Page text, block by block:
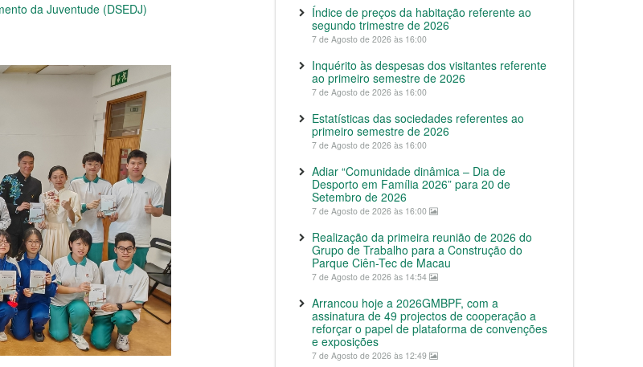
da Juventude (DSEDJ)
Índice de preços da habitação referente ao
segundo trimestre de 2026
7 de Agosto de 2026 às 16:00
Inquérito às despesas dos visitantes referente
ao primeiro semestre de 2026
7 de Agosto de 2026 às 16:00
Estatísticas das sociedades referentes ao
primeiro semestre de 2026
7 de Agosto de 2026 às 16:00
Adiar “Comunidade dinâmica – Dia de
Desporto em Família 2026” para 20 de
Setembro de 2026
7 de Agosto de 2026 às 16:00
Realização da primeira reunião de 2026 do
Grupo de Trabalho para a Construção do
Parque Ciên-Tec de Macau
7 de Agosto de 2026 às 14:54
Arrancou hoje a 2026GMBPF, com a
assinatura de 49 projectos de cooperação a
reforçar o papel de plataforma de convenções
e exposições
7 de Agosto de 2026 às 12:49